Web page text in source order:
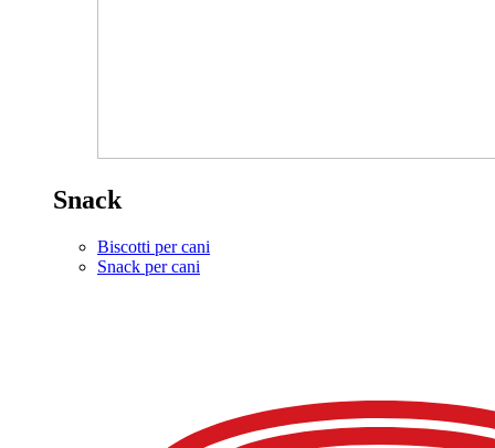
Snack
Biscotti per cani
Snack per cani